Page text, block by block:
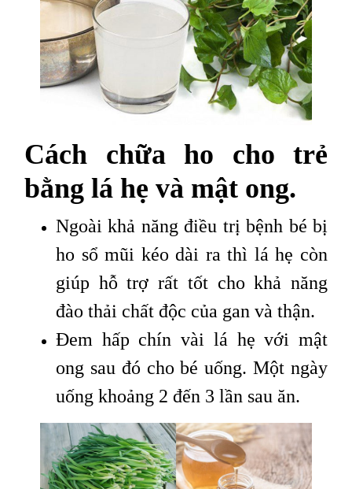
Cách chữa ho cho trẻ
bằng lá hẹ và mật ong.
Ngoài khả năng điều trị bệnh bé bị
ho sổ mũi kéo dài ra thì lá hẹ còn
giúp hỗ trợ rất tốt cho khả năng
đào thải chất độc của gan và thận.
Đem hấp chín vài lá hẹ với mật
ong sau đó cho bé uống. Một ngày
uống khoảng 2 đến 3 lần sau ăn.